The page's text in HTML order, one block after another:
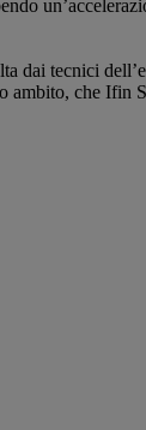
dai tecnici
che Ifin